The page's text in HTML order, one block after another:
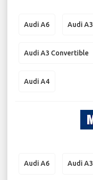
Audi A6 Audi A3
Audi A3 Convertible
Audi A4
Audi A6 Audi A3